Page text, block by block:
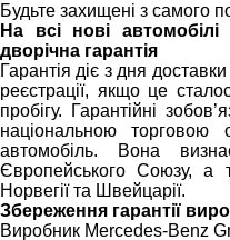
Будьте захищені з самого
На всі нові
дворічна гарантія
Гарантія діє з дня
реєстрації, якщо це
пробігу. Гарантійні
національною торговою
автомобіль. Вона
Європейського Союзу, а
Норвегії та Швейцарії.
Збереження гарантії
Виробник Mercedes-Benz